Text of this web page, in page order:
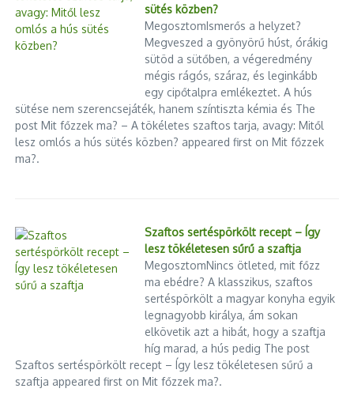
sütés közben?
MegosztomIsmerős a helyzet?
Megveszed a gyönyörű húst, órákig
sütöd a sütőben, a végeredmény
mégis rágós, száraz, és leginkább
egy cipőtalpra emlékeztet. A hús
sütése nem szerencsejáték, hanem színtiszta kémia és The
post Mit főzzek ma? – A tökéletes szaftos tarja, avagy: Mitől
lesz omlós a hús sütés közben? appeared first on Mit főzzek
ma?.
Szaftos sertéspörkölt recept – Így
lesz tökéletesen sűrű a szaftja
MegosztomNincs ötleted, mit főzz
ma ebédre? A klasszikus, szaftos
sertéspörkölt a magyar konyha egyik
legnagyobb királya, ám sokan
elkövetik azt a hibát, hogy a szaftja
híg marad, a hús pedig The post
Szaftos sertéspörkölt recept – Így lesz tökéletesen sűrű a
szaftja appeared first on Mit főzzek ma?.